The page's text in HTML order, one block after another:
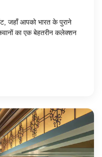
जहाँ आपको भारत के पुराने
का एक बेहतरीन कलेक्शन